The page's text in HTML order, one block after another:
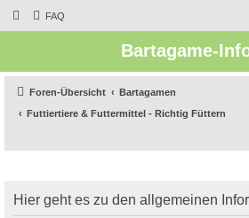
FAQ
Bartagame-
Foren-Übersicht
Bartagamen
Futtiertiere & Futtermittel - Richtig Füttern
Hier geht es zu den allgemeinen